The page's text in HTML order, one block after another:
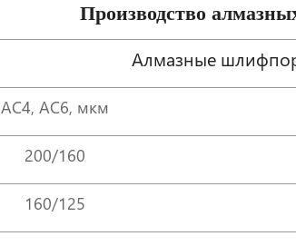
Производство
Алмазные
АС4, АС6, мкм
200/160
160/125